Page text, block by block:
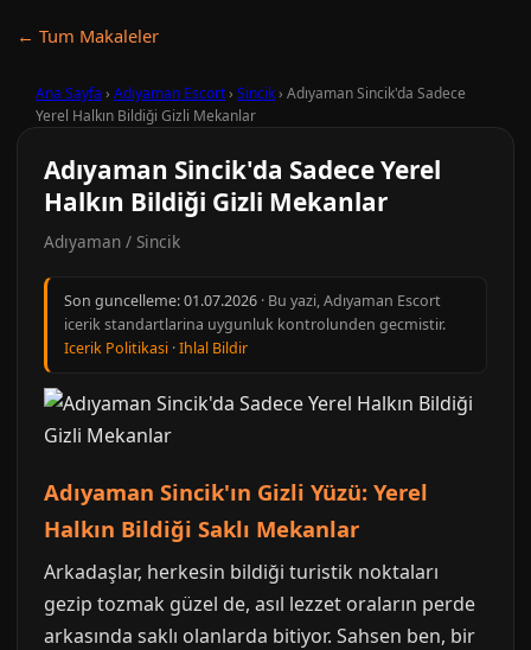
← Tum Makaleler
Ana Sayfa › Adıyaman Escort› Sincik› Adıyaman Sincik'da Sadece
Yerel Halkın Bildiği Gizli Mekanlar
Adıyaman Sincik'da Sadece Yerel
Halkın Bildiği Gizli Mekanlar
Adıyaman / Sincik
Son guncelleme:01.07.2026 · Bu yazi, Adıyaman Escort
icerik standartlarina uygunluk kontrolunden gecmistir.
Icerik Politikasi ·Ihlal Bildir
Adıyaman Sincik'ın Gizli Yüzü: Yerel
Halkın Bildiği Saklı Mekanlar
Arkadaşlar, herkesin bildiği turistik noktaları
gezip tozmak güzel de, asıl lezzet oraların perde
arkasında saklı olanlarda bitiyor. Sahsen ben, bir